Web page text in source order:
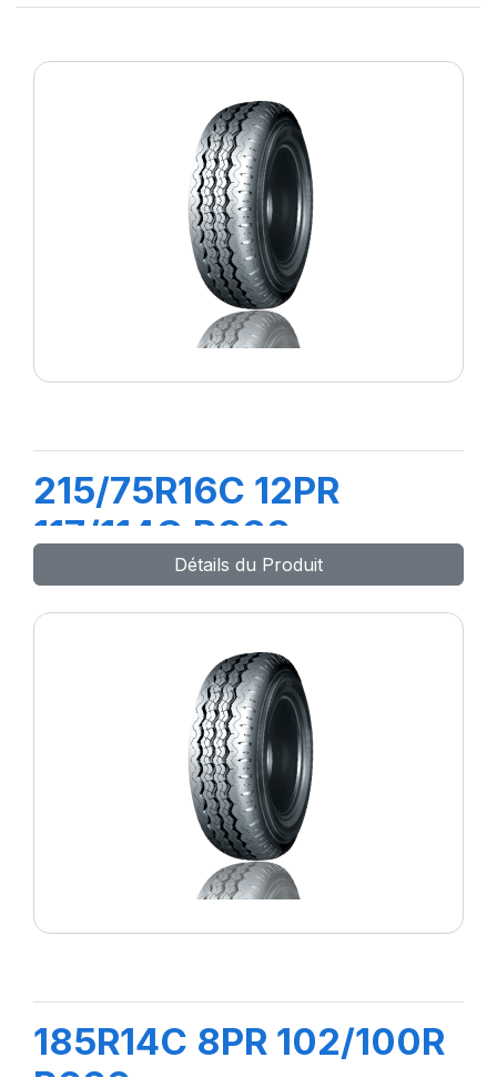
215/75R16C 12PR
117/114Q R666
Détails du Produit
185R14C 8PR 102/100R